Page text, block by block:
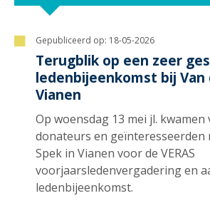
Gepubliceerd op: 18-05-2026
Terugblik op een zeer
ledenbijeenkomst bij Van
Vianen
Op woensdag 13 mei jl. kwamen
donateurs en geïnteresseerden
Spek in Vianen voor de VERAS
voorjaarsledenvergadering en
ledenbijeenkomst.